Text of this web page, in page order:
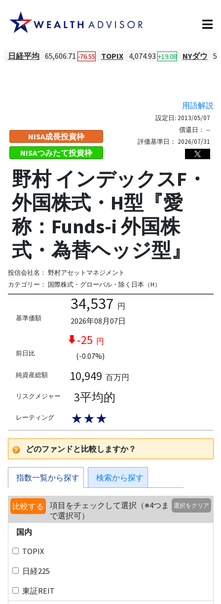
日経平均 65,606.71 -76.55 TOPIX 4,074.93 +19.08 NYダウ
用語解説
NISA成長投資枠
NISAつみたて投資枠
設定日: 2013/05/07
償還日： --
評価基準日： 2026/07/31
野村 インデックスF・
外国株式・H型『愛
称：Funds-i 外国株
式・為替ヘッジ型』
投信会社名： 野村アセットマネジメント
カテゴリー： 国際株式・グローバル・除く日本（H）
基準価額
34,537 円
2026年08月07日
前日比
-25 円
(-0.07%)
純資産総額 10,949 百万円
リスクメジャー 3平均的
レーティング ★★★
どのファンドと比較しますか？
指数一覧から探す 検索から探す
比較する
項目をチェックして選択（※4つま
で選択可）
選択をクリア
国内
TOPIX
日経225
東証REIT